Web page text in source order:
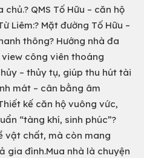
QMS Tố Hữu – căn hộ
Liêm:? Mặt đường Tố Hữu –
thông? Hướng nhà đa
công viên thoáng
– thủy tụ, giúp thu hút tài
mát – cân bằng âm
kế căn hộ vuông vức,
“tàng khí, sinh phúc”?
vật chất, mà còn mang
gia đình.Mua nhà là chuyện